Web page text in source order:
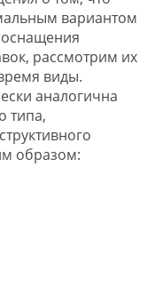
вариантом
рассмотрим их
виды.
аналогична
типа,
образом: